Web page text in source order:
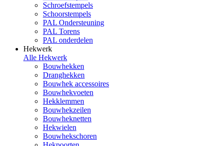
Schroefstempels
Schoorstempels
PAL Ondersteuning
PAL Torens
PAL onderdelen
Hekwerk
Alle Hekwerk
Bouwhekken
Dranghekken
Bouwhek accessoires
Bouwhekvoeten
Hekklemmen
Bouwhekzeilen
Bouwheknetten
Hekwielen
Bouwhekschoren